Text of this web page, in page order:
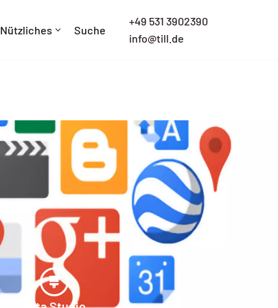
Nützliches Suche
+49 531 3902390
info@till.de